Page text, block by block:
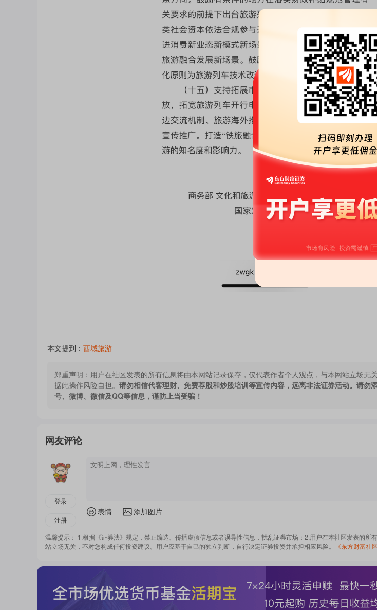
本文提到： 西域旅游
郑重声明： 用户在社区发表的所有信息将由本网站记录保存，仅代表作者个人观点，与本网站立场无
据此操作风险自担。 请勿相信代客理财、免费荐股和炒股培训等宣传内容，远离非法证券活动。请勿
号、微博、微信及QQ等信息，谨防上当受骗！
网友评论
登录
注册
表情 添加图片
温馨提示： 1.根据《证券法》规定，禁止编造、传播虚假信息或者误导性信息，扰乱证券市场；2.用户在本社区发表的所
站立场无关，不对您构成任何投资建议。用户应基于自己的独立判断，自行决定证券投资并承担相应风险。
《东方财富社